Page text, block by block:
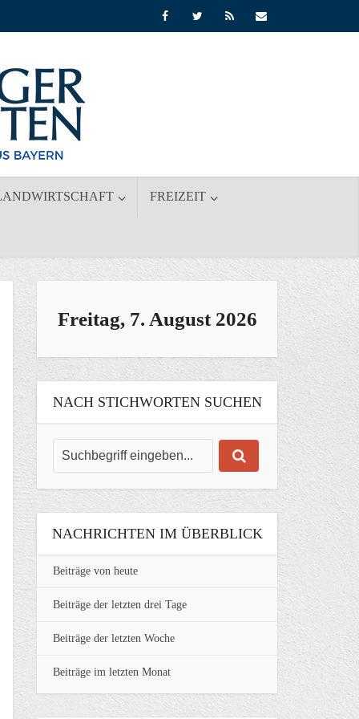
FREIZEIT
Freitag, 7. August 2026
NACH STICHWORTEN SUCHEN
NACHRICHTEN IM ÜBERBLICK
Beiträge von heute
Beiträge der letzten drei Tage
Beiträge der letzten Woche
Beiträge im letzten Monat